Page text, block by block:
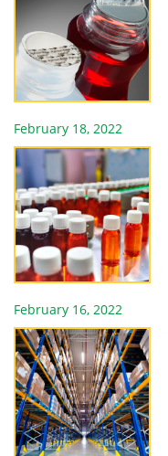
February 18, 2022
February 16, 2022